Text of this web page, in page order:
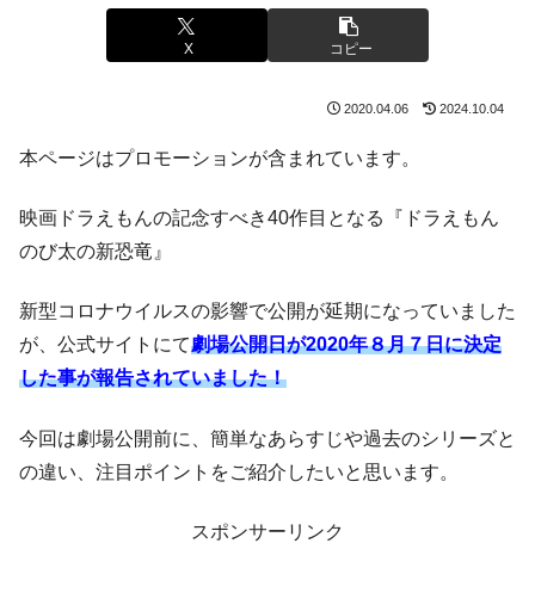
X コピー
2020.04.06 2024.10.04
本ページはプロモーションが含まれています。
映画ドラえもんの記念すべき40作目となる『ドラえもん
のび太の新恐竜』
新型コロナウイルスの影響で公開が延期になっていました
が、公式サイトにて劇場公開日が2020年８月７日に決定
した事が報告されていました！
今回は劇場公開前に、簡単なあらすじや過去のシリーズと
の違い、注目ポイントをご紹介したいと思います。
スポンサーリンク